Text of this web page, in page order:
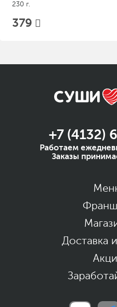
230 г.
379
+7 (4132)
Работаем
Заказы
Доставка